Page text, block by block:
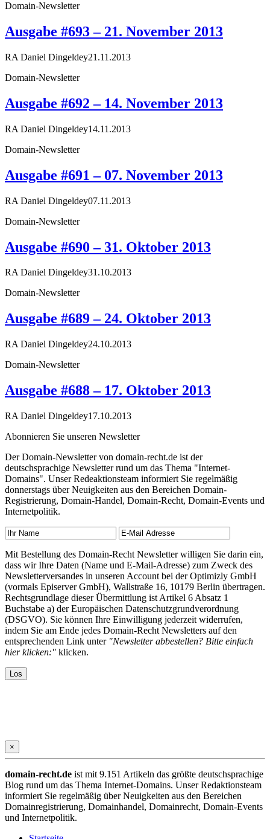
Domain-Newsletter
Ausgabe #693 – 21. November 2013
RA Daniel Dingeldey21.11.2013
Domain-Newsletter
Ausgabe #692 – 14. November 2013
RA Daniel Dingeldey14.11.2013
Domain-Newsletter
Ausgabe #691 – 07. November 2013
RA Daniel Dingeldey07.11.2013
Domain-Newsletter
Ausgabe #690 – 31. Oktober 2013
RA Daniel Dingeldey31.10.2013
Domain-Newsletter
Ausgabe #689 – 24. Oktober 2013
RA Daniel Dingeldey24.10.2013
Domain-Newsletter
Ausgabe #688 – 17. Oktober 2013
RA Daniel Dingeldey17.10.2013
Abonnieren Sie unseren Newsletter
Der Domain-Newsletter von domain-recht.de ist der
deutschsprachige Newsletter rund um das Thema "Internet-
Domains". Unser Redeaktionsteam informiert Sie regelmäßig
donnerstags über Neuigkeiten aus den Bereichen Domain-
Registrierung, Domain-Handel, Domain-Recht, Domain-Events und
Internetpolitik.
Mit Bestellung des Domain-Recht Newsletter willigen Sie darin ein,
dass wir Ihre Daten (Name und E-Mail-Adresse) zum Zweck des
Newsletterversandes in unseren Account bei der Optimizly GmbH
(vormals Episerver GmbH), Wallstraße 16, 10179 Berlin übertragen.
Rechtsgrundlage dieser Übermittlung ist Artikel 6 Absatz 1
Buchstabe a) der Europäischen Datenschutzgrundverordnung
(DSGVO). Sie können Ihre Einwilligung jederzeit widerrufen,
indem Sie am Ende jedes Domain-Recht Newsletters auf den
entsprechenden Link unter "Newsletter abbestellen? Bitte einfach
hier klicken:" klicken.
×
domain-recht.de ist mit 9.151 Artikeln das größte deutschsprachige
Blog rund um das Thema Internet-Domains. Unser Redaktionsteam
informiert Sie regelmäßig über Neuigkeiten aus den Bereichen
Domainregistrierung, Domainhandel, Domainrecht, Domain-Events
und Internetpolitik.